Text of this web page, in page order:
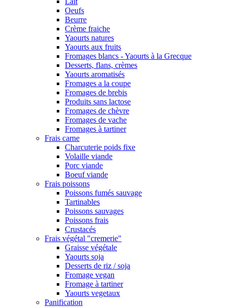
Oeufs
Beurre
Crème fraiche
Yaourts natures
Yaourts aux fruits
Fromages blancs - Yaourts à la Grecque
Desserts, flans, crèmes
Yaourts aromatisés
Fromages a la coupe
Fromages de brebis
Produits sans lactose
Fromages de chèvre
Fromages de vache
Fromages à tartiner
Frais carne
Charcuterie poids fixe
Volaille viande
Porc viande
Boeuf viande
Frais poissons
Poissons fumés sauvage
Tartinables
Poissons sauvages
Poissons frais
Crustacés
Frais végétal "cremerie"
Graisse végétale
Yaourts soja
Desserts de riz / soja
Fromage vegan
Fromage à tartiner
Yaourts vegetaux
Panification